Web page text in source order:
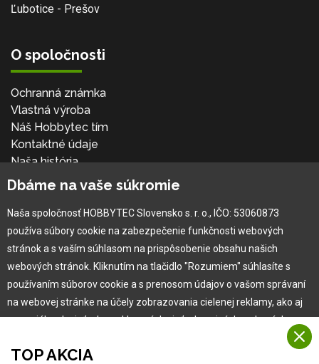
Ľubotice - Prešov
O spoločnosti
Ochranná známka
Vlastná výroba
Náš Hobbytec tím
Kontaktné údaje
Naša história
Kariéra
Pre zákazníka
Garancia najlepšej ceny
Užívateľský manuál
Obchodné podmienky
Zákazník & partner
Novinky
TOP AKCIA
Dbáme na vaše súkromie
Naša spoločnosť HOBBYTEC Slovensko s. r. o., IČO: 53060873
používa súbory cookie na zabezpečenie funkčnosti webových
stránok a s vaším súhlasom na prispôsobenie obsahu našich
webových stránok. Kliknutím na tlačidlo "Rozumiem" súhlasíte s
používaním súborov cookie a s prenosom údajov o vašom správaní
na webovej stránke na účely zobrazovania cielenej reklamy, ako aj
na sociálnych sieťach a reklamných sieťach na iných webových